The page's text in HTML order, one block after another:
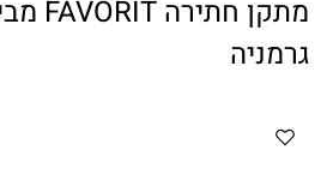
ווטצאפ(הודעות בלבד ):
מענה טלפוני:
בין השעות 9:00-17:00
גרמניה